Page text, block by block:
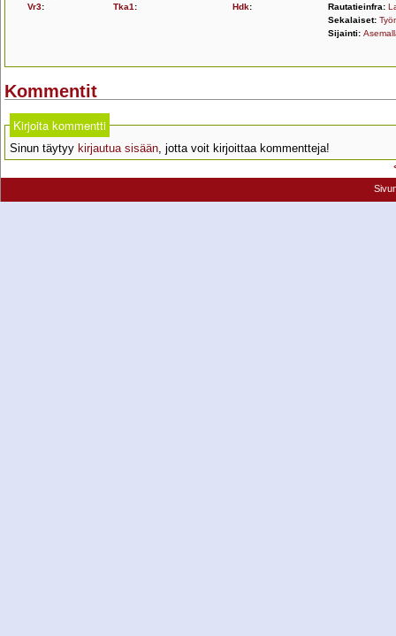
Vr3: Tka1 : Hdk: Rautatieinfra:
Sekalaiset:
Sijainti:
Kommentit
Kirjoita kommentti
Sinun täytyy kirjautua sisään , jotta voit kirjoittaa kommentteja!